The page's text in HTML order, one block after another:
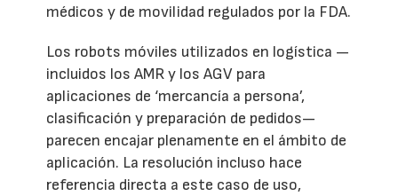
médicos y de movilidad regulados por la FDA.
Los robots móviles utilizados en logística —
incluidos los AMR y los AGV para
aplicaciones de ‘mercancía a persona’,
clasificación y preparación de pedidos—
parecen encajar plenamente en el ámbito de
aplicación. La resolución incluso hace
referencia directa a este caso de uso,